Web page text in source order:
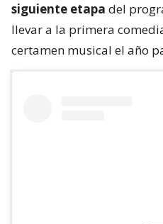
siguiente etapa del
llevar a la primera
certamen musical el año